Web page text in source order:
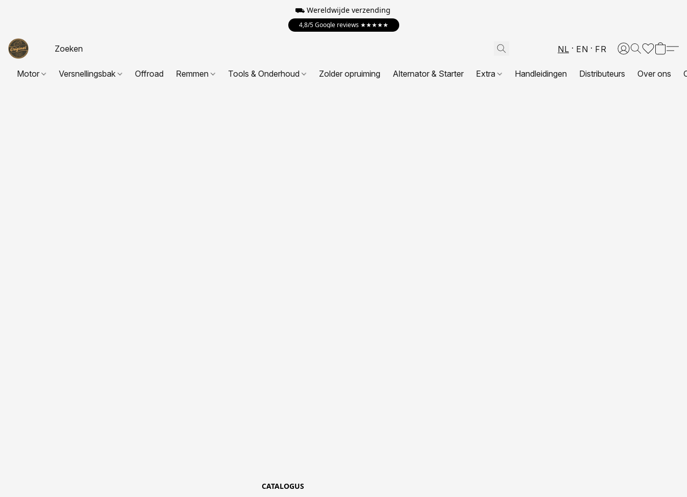
⛟ Wereldwijde verzending
4,8/5 Google reviews ★★★★★
NL EN FR
Motor Versnellingsbak Offroad Remmen Tools & Onderhoud Zolder opruiming Alternator & Starter Extra Handleidingen Distributeurs Over ons
CATALOGUS